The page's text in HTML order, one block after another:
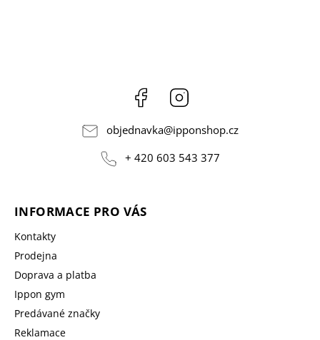
Facebook
objednavka@ipponshop.cz
+ 420 603 543 377
INFORMACE PRO VÁS
Kontakty
Prodejna
Doprava a platba
Ippon gym
Predávané značky
Reklamace